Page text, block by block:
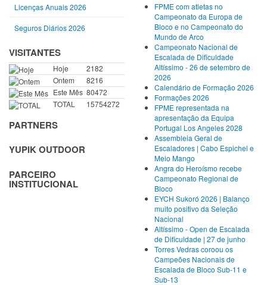
Licenças Anuais 2026
Seguros Diários 2026
VISITANTES
Hoje
2182
Ontem
8216
Este Mês 80472
TOTAL
15754272
PARTNERS
YUPIK OUTDOOR
PARCEIRO
INSTITUCIONAL
FPME com atletas no
Campeonato da Europa de
Bloco e no Campeonato do
Mundo de Arco
Campeonato Nacional de
Escalada de Dificuldade
Altíssimo - 26 de setembro de
2026
Calendário de Formação 2026
Formações 2026
FPME representada na
apresentação da Equipa
Portugal Los Angeles 2028
Assembleia Geral de
Escaladores | Cabo Espichel e
Meio Mango
Angra do Heroísmo recebe
Campeonato Regional de
Bloco
EYCH Sukoró 2026 | Balanço
muito positivo da Seleção
Nacional
Altíssimo - Open de Escalada
de Dificuldade | 27 de junho
Torres Vedras coroou os
Campeões Nacionais de
Escalada de Bloco Sub-11 e
Sub-13